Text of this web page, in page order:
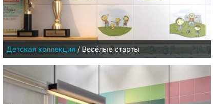
Детская коллекция / Весёлые старты